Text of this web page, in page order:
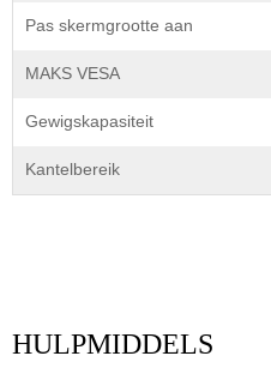
Pas skermgrootte aan
MAKS VESA
Gewigskapasiteit
Kantelbereik
HULPMIDDELS